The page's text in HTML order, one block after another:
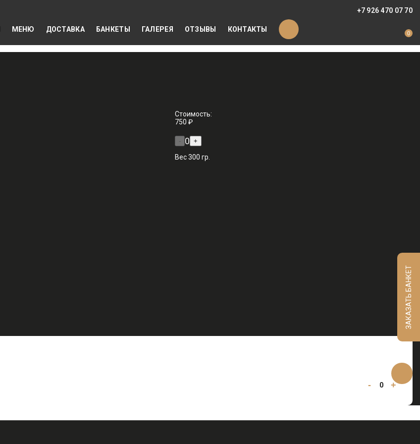
+7 926 470 07 70
МЕНЮ ДОСТАВКА БАНКЕТЫ ГАЛЕРЕЯ ОТЗЫВЫ КОНТАКТЫ 0
Стоимость:
750 ₽
- 0 +
Вес 300 гр.
- 0 +
ЗАКАЗАТЬ БАНКЕТ